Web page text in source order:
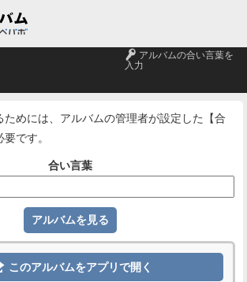
🔑 アルバムの合い言葉を
入力
ためには、アルバムの管理者が設定した【合
です。
合い言葉
このアルバムをアプリで開く